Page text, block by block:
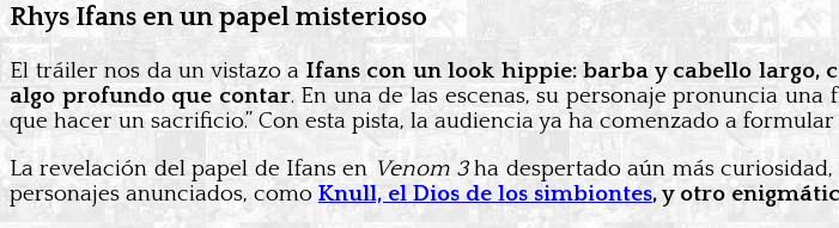
Rhys Ifans en un papel misterioso
El tráiler nos da un vistazo a Ifans con un look hippie: barba y cabello largo,
algo profundo que contar. En una de las escenas, su personaje pronuncia
que hacer un sacrificio.” Con esta pista, la audiencia ya ha comenzado a
La revelación del papel de Ifans en Venom 3ha despertado aún más
personajes anunciados, como Knull, el Dios de los simbiontes, y otro